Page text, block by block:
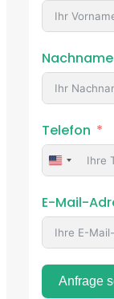
Nachname
Telefon
United
+1
E-Mail-
Anfrage